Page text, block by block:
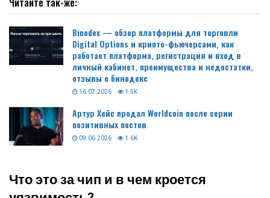
Binodex — обзор платформы для торговли
Digital Options и крипто-фьючерсами, как
работает платформа, регистрация и вход в
личный кабинет, преимущества и недостатки,
отзывы о бинодекс
16.07.2026 1.5K
Артур Хейс продал Worldcoin после серии
позитивных постов
09.06.2026 1.6K
Что это за чип и в чем кроется